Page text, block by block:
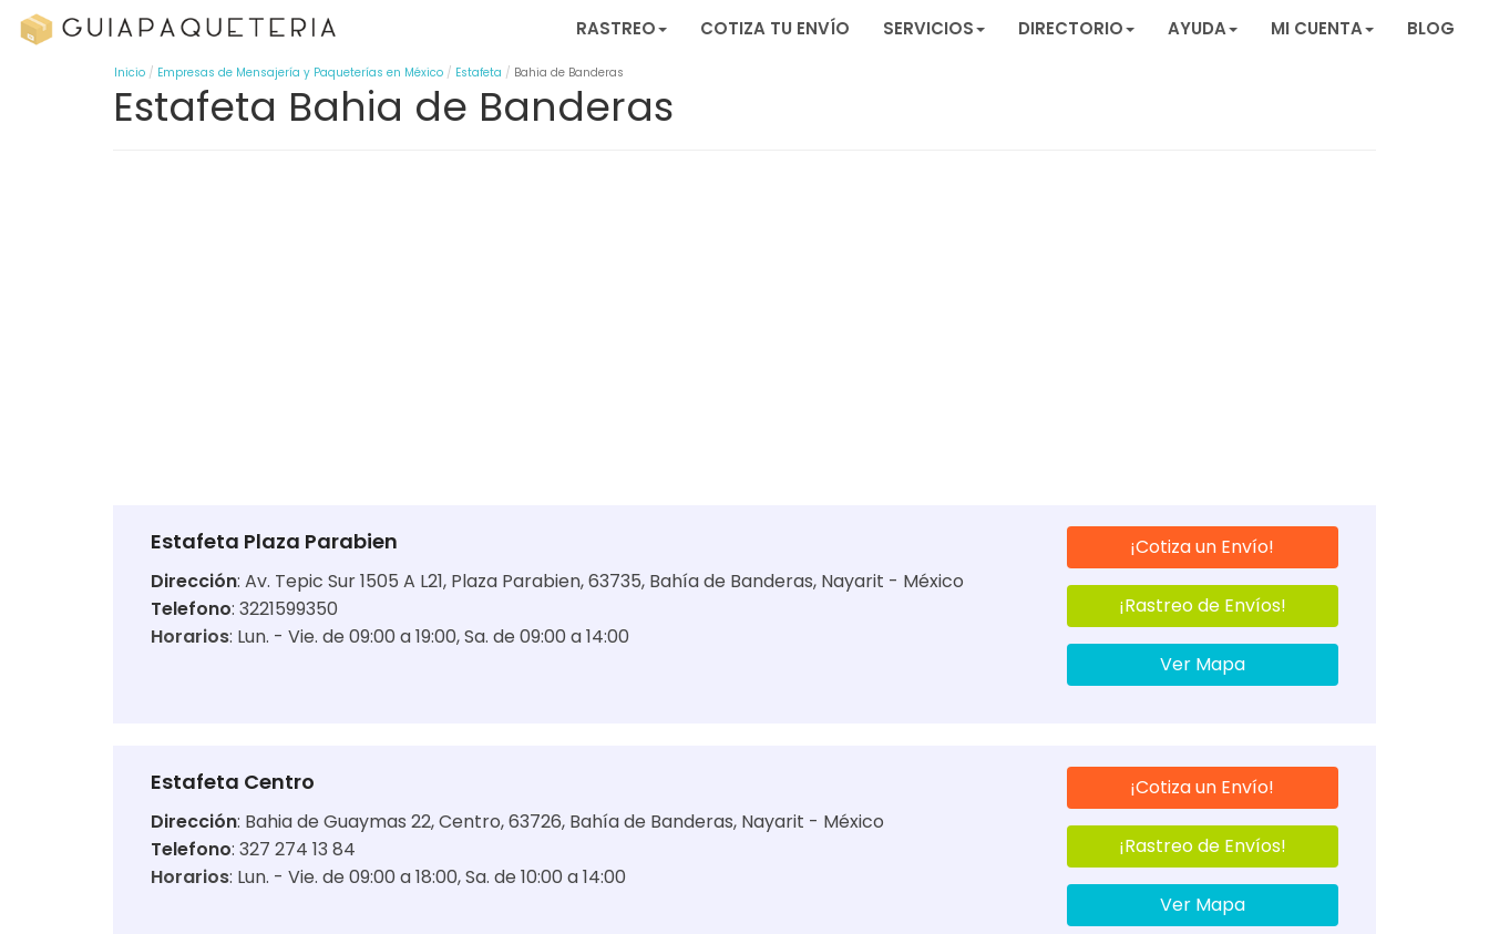
RASTREO COTIZA TU ENVÍO SERVICIOS DIRECTORIO AYUDA MI CUENTA BLOG
Inicio Empresas de Mensajería y Paqueterías en México Estafeta Bahia de Banderas
Estafeta Bahia de Banderas
Estafeta Plaza Parabien
Dirección: Av. Tepic Sur 1505 A L21, Plaza Parabien, 63735, Bahía de Banderas, Nayarit - México
Telefono: 3221599350
Horarios: Lun. - Vie. de 09:00 a 19:00 Sa. de 09:00 a 14:00
¡Cotiza un Envío!
¡Rastreo de Envíos!
Ver Mapa
Estafeta Centro
Dirección: Bahia de Guaymas 22, Centro, 63726, Bahía de Banderas, Nayarit - México
Telefono: 327 274 13 84
Horarios: Lun. - Vie. de 09:00 a 18:00 Sa. de 10:00 a 14:00
¡Cotiza un Envío!
¡Rastreo de Envíos!
Ver Mapa